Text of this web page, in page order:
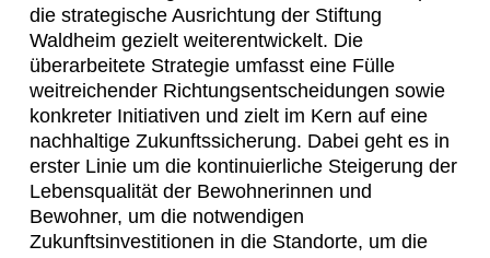
die strategische Ausrichtung der Stiftung
Waldheim gezielt weiterentwickelt. Die
überarbeitete Strategie umfasst eine Fülle
weitreichender Richtungsentscheidungen sowie
konkreter Initiativen und zielt im Kern auf eine
nachhaltige Zukunftssicherung. Dabei geht es in
erster Linie um die kontinuierliche Steigerung der
Lebensqualität der Bewohnerinnen und
Bewohner, um die notwendigen
Zukunftsinvestitionen in die Standorte, um die